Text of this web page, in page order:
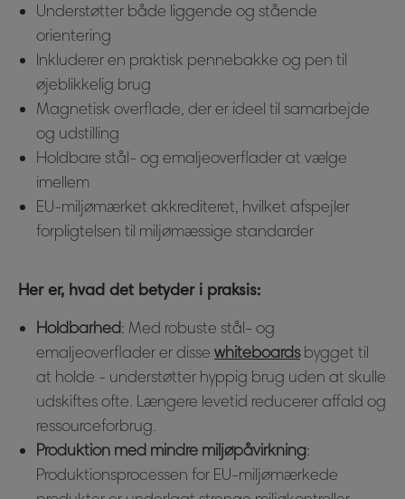
Understøtter både liggende og stående
orientering
Inkluderer en praktisk pennebakke og pen til
øjeblikkelig brug
Magnetisk overflade, der er ideel til samarbejde
og udstilling
Holdbare stål- og emaljeoverflader at vælge
imellem
EU-miljømærket akkrediteret, hvilket afspejler
forpligtelsen til miljømæssige standarder
Her er, hvad det betyder i praksis:
Holdbarhed: Med robuste stål- og
emaljeoverflader er disse whiteboards bygget til
at holde - understøtter hyppig brug uden at skulle
udskiftes ofte. Længere levetid reducerer affald og
ressourceforbrug.
Produktion med mindre miljøpåvirkning:
Produktionsprocessen for EU-miljømærkede